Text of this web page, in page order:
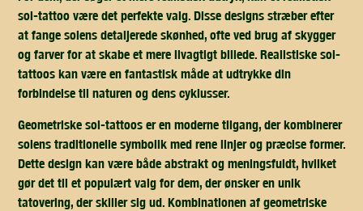
sol-tattoo være det perfekte valg. Disse designs stræber efter
at fange solens detaljerede skønhed, ofte ved brug af skygger
og farver for at skabe et mere livagtigt billede. Realistiske sol-
tattoos kan være en fantastisk måde at udtrykke din
forbindelse til naturen og dens cyklusser.
Geometriske sol-tattoos er en moderne tilgang, der kombinerer
solens traditionelle symbolik med rene linjer og præcise former.
Dette design kan være både abstrakt og meningsfuldt, hvilket
gør det til et populært valg for dem, der ønsker en unik
tatovering, der skiller sig ud. Kombinationen af geometriske